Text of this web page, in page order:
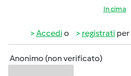
In cima
Accedi o registrati
Anonimo (non verificato)